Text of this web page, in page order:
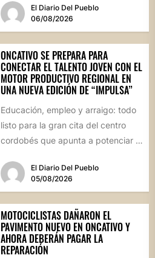
El Diario Del Pueblo
06/08/2026
ONCATIVO SE PREPARA PARA
CONECTAR EL TALENTO JOVEN CON EL
MOTOR PRODUCTIVO REGIONAL EN
UNA NUEVA EDICIÓN DE “IMPULSA”
Educación, empleo y arraigo: todo
listo para la gran cita del centro
cordobés que apunta a potenciar el
El Diario Del Pueblo
05/08/2026
MOTOCICLISTAS DAÑARON EL
PAVIMENTO NUEVO EN ONCATIVO Y
AHORA DEBERÁN PAGAR LA
REPARACIÓN